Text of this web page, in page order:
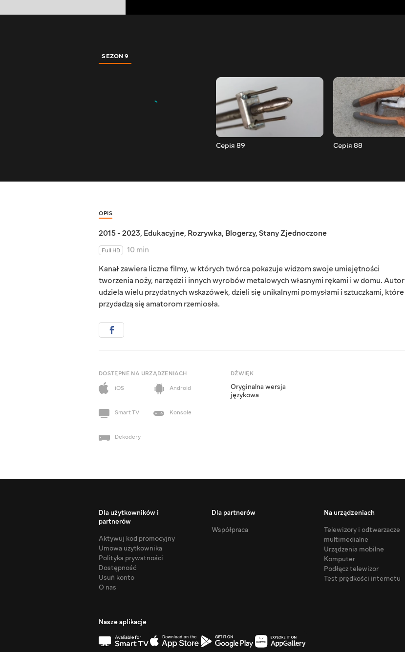
SEZON 9
Серія 89 Серія 88
OPIS
2015 - 2023, Edukacyjne, Rozrywka, Blogerzy, Stany Zjednoczone
Full HD
10 min
Kanał zawiera liczne filmy, w których twórca pokazuje widzom swoje umiejętności
tworzenia noży, narzędzi i innych wyrobów metalowych własnymi rękami i w domu. Autor
udziela wielu przydatnych wskazówek, dzieli się unikalnymi pomysłami i sztuczkami, które
przydadzą się amatorom rzemiosła.
DOSTĘPNE NA URZĄDZENIACH
iOS
Android
Smart TV Konsole
Dekodery
DŹWIĘK
Oryginalna wersja
językowa
Dla użytkowników i
partnerów
Aktywuj kod promocyjny
Umowa użytkownika
Polityka prywatności
Dostępność
Usuń konto
O nas
Dla partnerów
Współpraca
Na urządzeniach
Telewizory i odtwarzacze
multimedialne
Urządzenia mobilne
Komputer
Podłącz telewizor
Test prędkości internetu
Nasze aplikacje